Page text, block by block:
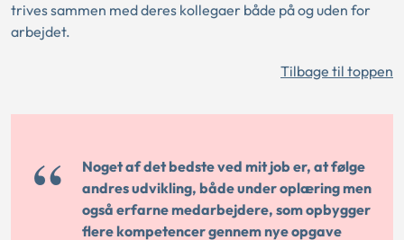
trives sammen med deres kollegaer både på og uden for
arbejdet.
Tilbage til toppen
Noget af det bedste ved mit job er, at følge
andres udvikling, både under oplæring men
også erfarne medarbejdere, som opbygger
flere kompetencer gennem nye opgave